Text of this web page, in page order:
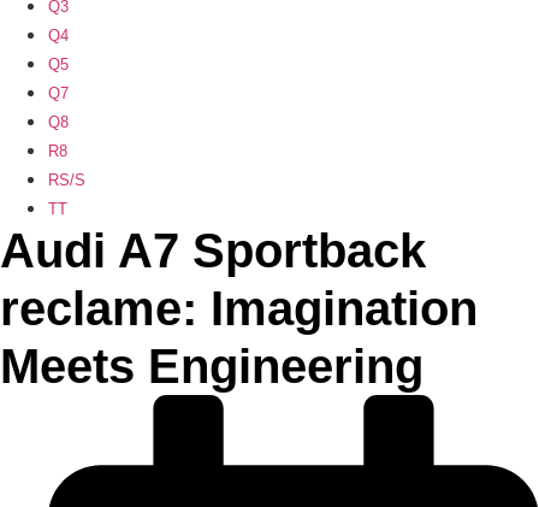
Q3
Q4
Q5
Q7
Q8
R8
RS/S
TT
Audi A7 Sportback
reclame: Imagination
Meets Engineering